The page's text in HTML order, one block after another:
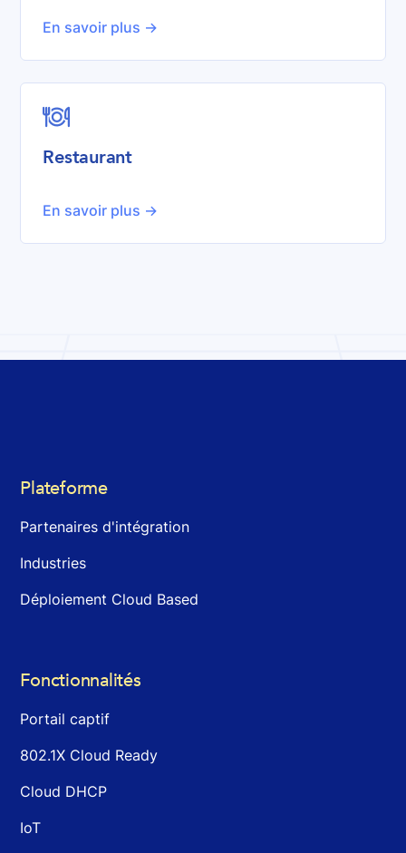
En savoir plus ->

Restaurant
En savoir plus ->
Plateforme
Partenaires d'intégration
Industries
Déploiement Cloud Based
Fonctionnalités
Portail captif
802.1X Cloud Ready
Cloud DHCP
IoT